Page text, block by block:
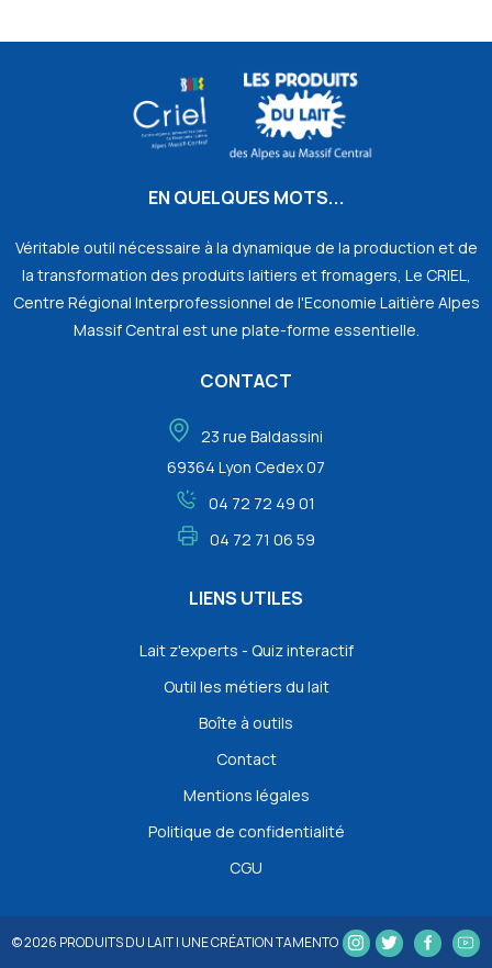
EN QUELQUES MOTS...
Véritable outil nécessaire à la dynamique de la production et de
la transformation des produits laitiers et fromagers, Le CRIEL,
Centre Régional Interprofessionnel de l'Economie Laitière Alpes
Massif Central est une plate-forme essentielle.
CONTACT
23 rue Baldassini
69364 Lyon Cedex 07
04 72 72 49 01
04 72 71 06 59
LIENS UTILES
Lait z'experts - Quiz interactif
Outil les métiers du lait
Boîte à outils
Contact
Mentions légales
Politique de confidentialité
CGU
© 2026 PRODUITS DU LAIT| UNE CRÉATION TAMENTO